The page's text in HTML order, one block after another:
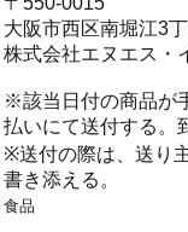
大阪市西区南堀江3
株式会社エヌエス
※該当日付の商品が
払いにて送付する。
※送付の際は、送り
書き添える。
食品